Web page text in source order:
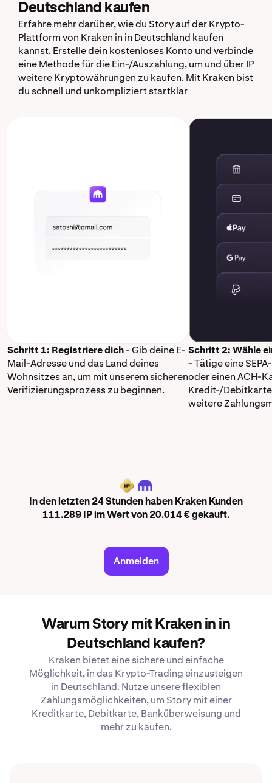
Deutschland kaufen
Erfahre mehr darüber, wie du Story auf der Krypto-
Plattform von Kraken in in Deutschland kaufen
kannst. Erstelle dein kostenloses Konto und verbinde
eine Methode für die Ein-/Auszahlung, um und über IP
weitere Kryptowährungen zu kaufen. Mit Kraken bist
du schnell und unkompliziert startklar
Schritt 1: Registriere dich- Gib deine E-
Mail-Adresse und das Land deines
Wohnsitzes an, um mit unserem sicheren
Verifizierungsprozess zu beginnen.
Schritt 2: Wähle
- Tätige eine
oder einen ACH-
Kredit-/
weitere
IP
In den letzten 24 Stunden haben Kraken Kunden
111.289 IP im Wert von 20.014 € gekauft.
Anmelden
Warum Story mit Kraken in in
Deutschland kaufen?
Kraken bietet eine sichere und einfache
Möglichkeit, in das Krypto-Trading einzusteigen
in Deutschland. Nutze unsere flexiblen
Zahlungsmöglichkeiten, um Story mit einer
Kreditkarte, Debitkarte, Banküberweisung und
mehr zu kaufen.